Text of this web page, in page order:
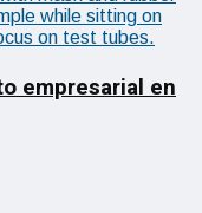
empresarial en